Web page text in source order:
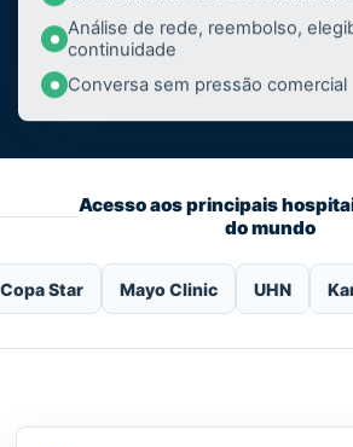
Análise de rede, reembolso,
continuidade
Conversa sem pressão comercial
Acesso aos principais
do mundo
Mayo Clinic UHN Karolinska